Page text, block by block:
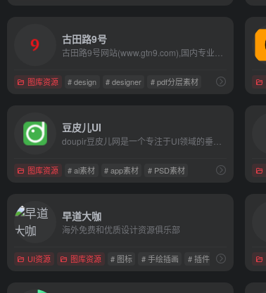
古田路9号
图库资源 # design # designer # pdf分层素材
豆皮儿UI
图库资源 # ai素材 # app素材 # PSD素材
早道大咖
海外免费和优质设计资源俱乐部
UI资源 图库资源 # 图标 # 手绘插画 # 插件下载